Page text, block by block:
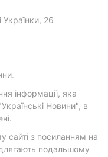
26
інформації, яка
Новини", в
сайті з посиланням на
подальшому